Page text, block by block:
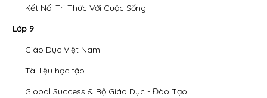
Kết Nối Tri Thức Với Cuộc Sống
Lớp 9
Giáo Dục Việt Nam
Tài liệu học tập
Global Success & Bộ Giáo Dục - Đào Tạo